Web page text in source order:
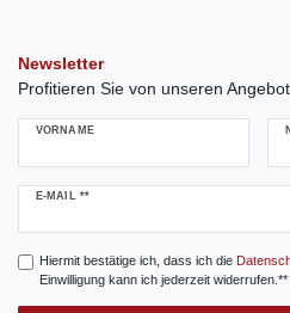
Newsletter
Profitieren Sie von unseren
VORNAME
E-MAIL **
Newsletter
Hiermit bestätige ich, dass ich die
Einwilligung kann ich jederzeit widerrufen.**